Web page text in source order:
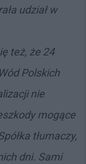
udział w
też, że 24
Polskich
nie
mogące
tłumaczy,
dni. Sami